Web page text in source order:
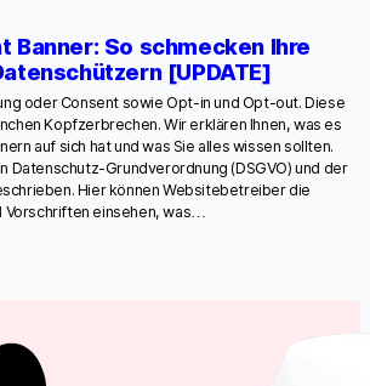
Banner: So schmecken Ihre
[UPDATE]
oder Consent sowie Opt-in und Opt-out. Diese
Kopfzerbrechen. Wir erklären Ihnen, was es
auf sich hat und was Sie alles wissen sollten.
Datenschutz-Grundverordnung (DSGVO) und der
Hier können Websitebetreiber die
Vorschriften einsehen, was…